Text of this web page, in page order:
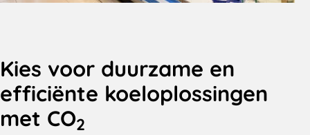
Kies voor duurzame en
efficiënte koeloplossingen
met CO2